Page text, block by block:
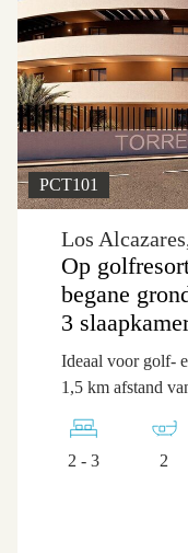
PCT101
Los
Op
begane
3
Ideaal voor golf-
1,5 km afstand
2 - 3 2